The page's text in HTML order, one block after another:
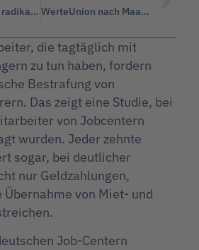
Wird Karin Prien radikalen NGO’s die Unterstützung entziehen?
WerteUnion nach Maaßen: Klare Positionierung als freiheitlich-bürgerliche Kraft
die tagtäglich mit
zu tun haben, fordern
Bestrafung von
Das zeigt eine Studie, bei
von Jobcentern
wurden. Jeder zehnte
sogar, bei deutlicher
nur Geldzahlungen,
Übernahme von Miet- und
Job-Centern